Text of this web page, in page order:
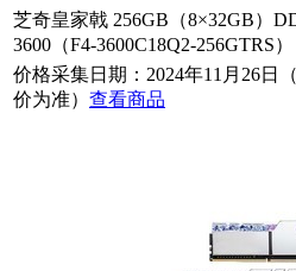
芝奇皇家戟 256GB（8×32GB）
3600（F4-3600C18Q2-256GTRS）
价格采集日期：2024年11月26日
价为准） 查看商品